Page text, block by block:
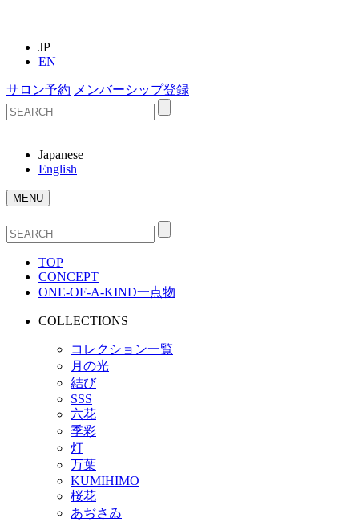
JP
EN
サロン予約 メンバーシップ登録
Japanese
English
MENU
TOP
CONCEPT
ONE-OF-A-KIND一点物
COLLECTIONS
コレクション一覧
月の光
結び
SSS
六花
季彩
灯
万葉
KUMIHIMO
桜花
あぢさゐ